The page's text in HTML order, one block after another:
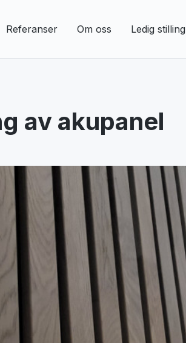
Referanser Om oss Ledig stilling
av akupanel